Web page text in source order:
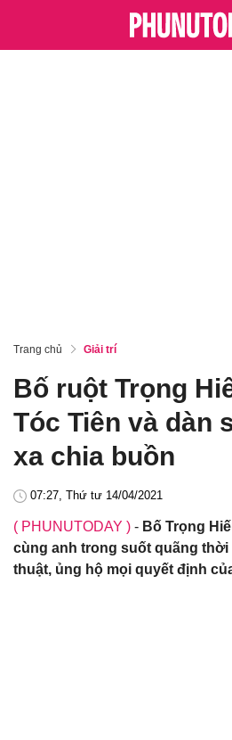
Trang chủ Giải trí
Bố ruột Trọng
Tóc Tiên và dàn
xa chia buồn
07:27, Thứ tư 14/04/2021
( PHUNUTODAY ) - Bố Trọng
cùng anh trong suốt quãng
thuật, ủng hộ mọi quyết định